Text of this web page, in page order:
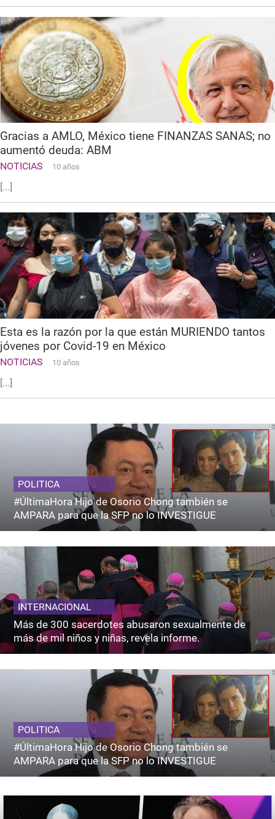
Gracias a AMLO, México tiene FINANZAS SANAS; no
aumentó deuda: ABM
NOTICIAS 10 años
[...]
Esta es la razón por la que están MURIENDO tantos
jóvenes por Covid-19 en México
NOTICIAS 10 años
[...]
POLITICA
#ÚltimaHora Hijo de Osorio Chong también se
AMPARA para que la SFP no lo INVESTIGUE
INTERNACIONAL
Más de 300 sacerdotes abusaron sexualmente de
más de mil niños y niñas, revela informe.
POLITICA
#ÚltimaHora Hijo de Osorio Chong también se
AMPARA para que la SFP no lo INVESTIGUE